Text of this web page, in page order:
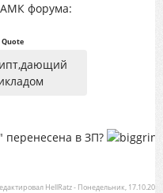
АМК форума:
Quote
перенесена в ЗП?
HellRatz- Понедельник,